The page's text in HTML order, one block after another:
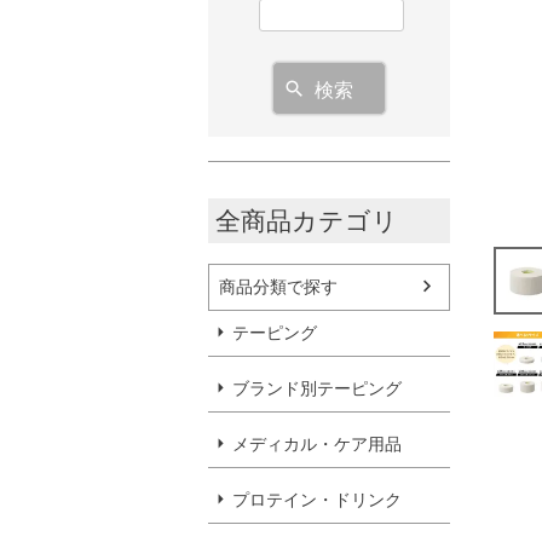
検索
全商品カテゴリ
商品分類で探す
テーピング
ブランド別テーピング
メディカル・ケア用品
プロテイン・ドリンク